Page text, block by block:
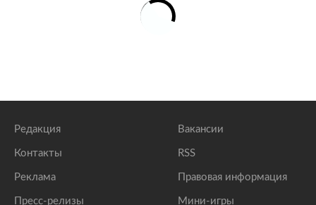
Редакция
Контакты
Реклама
Пресс-релизы
Вакансии
RSS
Правовая информация
Мини-игры